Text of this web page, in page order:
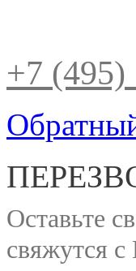
+7 (495)
Оставьте
свяжутся